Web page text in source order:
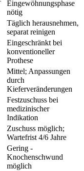
Eingewöhnungsphase
nötig
Täglich herausnehmen,
separat reinigen
Eingeschränkt bei
konventioneller
Prothese
Mittel; Anpassungen
durch
Kieferveränderungen
Festzuschuss bei
medizinischer
Indikation
Zuschuss möglich;
Wartefrist 4/6 Jahre
Gering -
Knochenschwund
möglich